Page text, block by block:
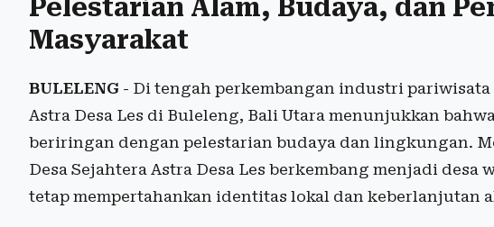
Pelestarian Alam, Budaya, dan
Masyarakat
BULELENG - Di tengah perkembangan industri pariwisata
Astra Desa Les di Buleleng, Bali Utara menunjukkan
beriringan dengan pelestarian budaya dan lingkungan.
Desa Sejahtera Astra Desa Les berkembang menjadi desa
tetap mempertahankan identitas lokal dan keberlanjutan